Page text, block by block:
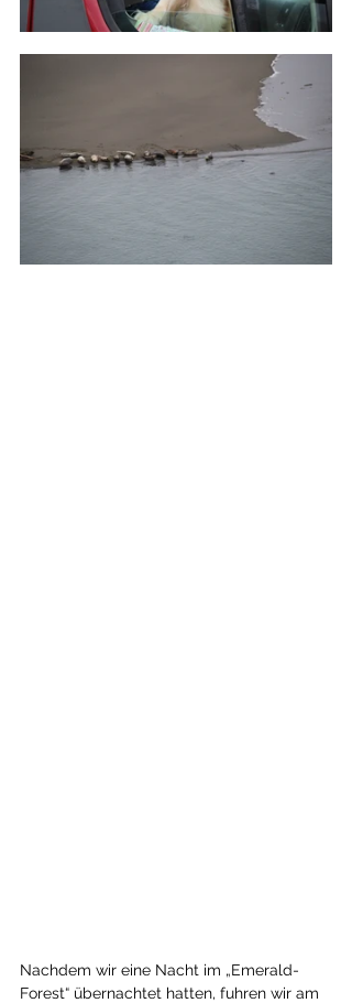
Nachdem wir eine Nacht im „Emerald-
Forest“ übernachtet hatten, fuhren wir am